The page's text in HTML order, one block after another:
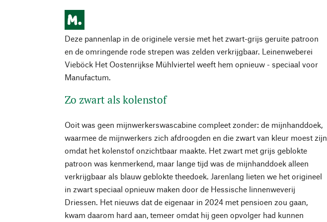
Deze pannenlap in de originele versie met het zwart-grijs geruite patroon
en de omringende rode strepen was zelden verkrijgbaar. Leinenweberei
Vieböck Het Oostenrijkse Mühlviertel weeft hem opnieuw - speciaal voor
Manufactum.
Zo zwart als kolenstof
Ooit was geen mijnwerkerswascabine compleet zonder: de mijnhanddoek,
waarmee de mijnwerkers zich afdroogden en die zwart van kleur moest zijn
omdat het kolenstof onzichtbaar maakte. Het zwart met grijs geblokte
patroon was kenmerkend, maar lange tijd was de mijnhanddoek alleen
verkrijgbaar als blauw geblokte theedoek. Jarenlang lieten we het origineel
in zwart speciaal opnieuw maken door de Hessische linnenweverij
Driessen. Het nieuws dat de eigenaar in 2024 met pensioen zou gaan,
kwam daarom hard aan, temeer omdat hij geen opvolger had kunnen